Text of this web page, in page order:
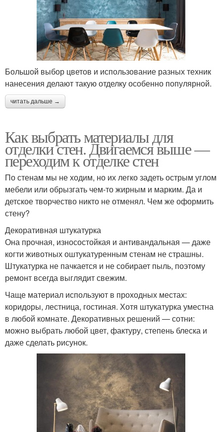
Большой выбор цветов и использование разных техник
нанесения делают такую отделку особенно популярной.
читать дальше →
Как выбрать материалы для
отделки стен. Двигаемся выше —
переходим к отделке стен
По стенам мы не ходим, но их легко задеть острым углом
мебели или обрызгать чем-то жирным и марким. Да и
детское творчество никто не отменял. Чем же оформить
стену?
Декоративная штукатурка
Она прочная, износостойкая и антивандальная — даже
когти животных оштукатуренным стенам не страшны.
Штукатурка не пачкается и не собирает пыль, поэтому
ремонт всегда выглядит свежим.
Чаще материал используют в проходных местах:
коридоры, лестница, гостиная. Хотя штукатурка уместна
в любой комнате. Декоративных решений — сотни:
можно выбрать любой цвет, фактуру, степень блеска и
даже сделать рисунок.